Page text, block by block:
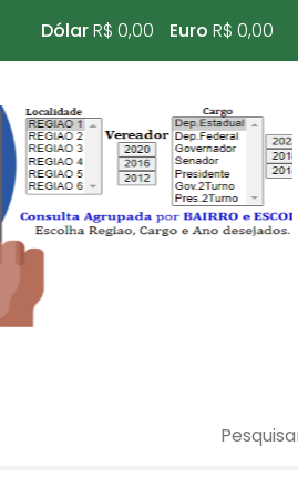
DólarR$ 0,00 Euro R$ 0,00